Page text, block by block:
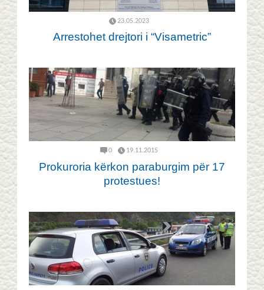
23.05.2023
Arrestohet drejtori i “Visametric”
0 19.11.2015
Prokuroria kërkon paraburgim për 17
protestues!